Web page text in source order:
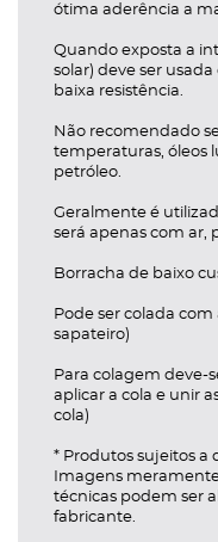
Categoria
Ocultar Categoria
ótima aderência a
Quando exposta a
solar) deve ser
baixa resistência.
Não recomendado
temperaturas, óleos
petróleo.
Geralmente é
será apenas com ar,
Borracha de baixo
Pode ser colada
sapateiro)
Para colagem deve-
aplicar a cola e unir
cola)
* Produtos sujeitos a
Imagens
técnicas podem ser
fabricante.